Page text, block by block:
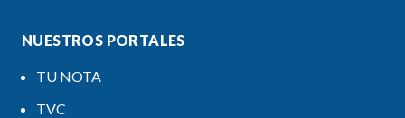
NUESTROS PORTALES
TU NOTA
TVC